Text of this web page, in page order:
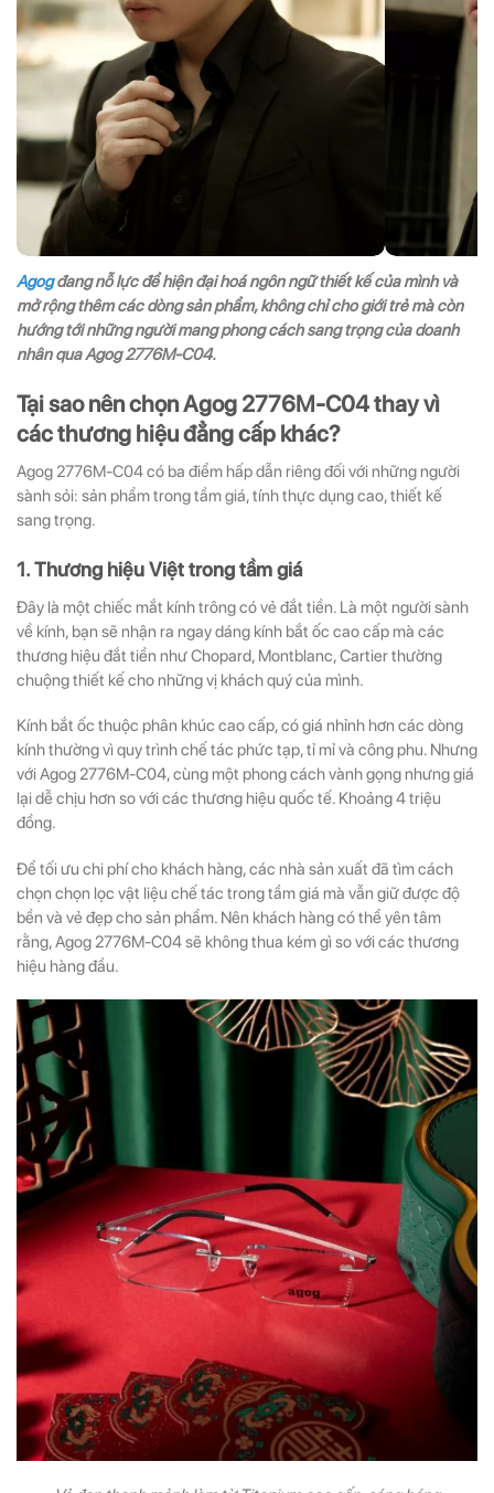
Agogđang nỗ lực để hiện đại hoá ngôn ngữ thiết kế của mình và
mở rộng thêm các dòng sản phẩm, không chỉ cho giới trẻ mà còn
hướng tới những người mang phong cách sang trọng của doanh
nhân qua Agog 2776M-C04.
Tại sao nên chọn Agog 2776M-C04 thay vì
các thương hiệu đẳng cấp khác?
Agog 2776M-C04 có ba điểm hấp dẫn riêng đối với những người
sành sỏi: sản phẩm trong tầm giá, tính thực dụng cao, thiết kế
sang trọng.
1. Thương hiệu Việt trong tầm giá
Đây là một chiếc mắt kính trông có vẻ đắt tiền. Là một người sành
về kính, bạn sẽ nhận ra ngay dáng kính bắt ốc cao cấp mà các
thương hiệu đắt tiền như Chopard, Montblanc, Cartier thường
chuộng thiết kế cho những vị khách quý của mình.
Kính bắt ốc thuộc phân khúc cao cấp, có giá nhỉnh hơn các dòng
kính thường vì quy trình chế tác phức tạp, tỉ mỉ và công phu. Nhưng
với Agog 2776M-C04, cùng một phong cách vành gọng nhưng giá
lại dễ chịu hơn so với các thương hiệu quốc tế. Khoảng 4 triệu
đồng.
Để tối ưu chi phí cho khách hàng, các nhà sản xuất đã tìm cách
chọn chọn lọc vật liệu chế tác trong tầm giá mà vẫn giữ được độ
bền và vẻ đẹp cho sản phẩm. Nên khách hàng có thể yên tâm
rằng, Agog 2776M-C04 sẽ không thua kém gì so với các thương
hiệu hàng đầu.